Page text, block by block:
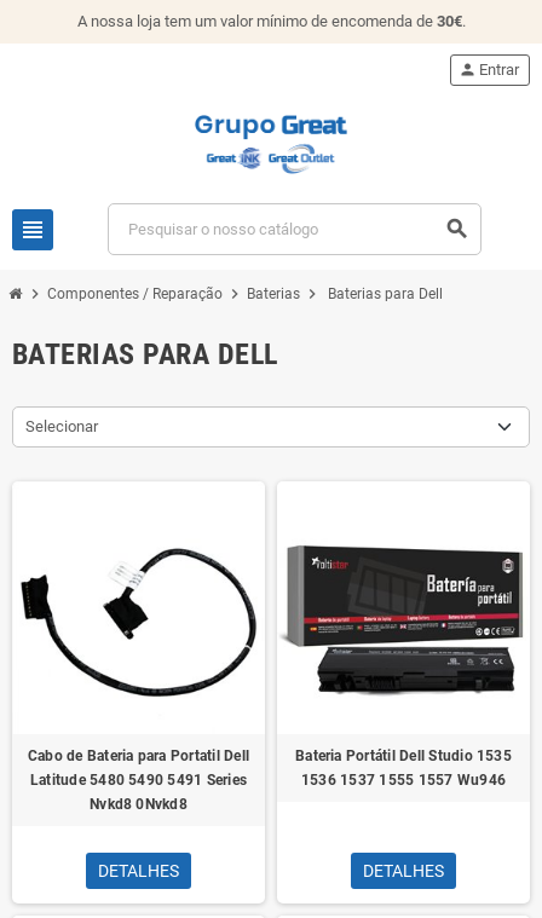
A nossa loja tem um valor mínimo de encomenda de 30€.
view_headline search
person Entrar
chevron_right Componentes / Reparação chevron_right Baterias chevron_right Baterias para Dell
BATERIAS PARA DELL
Selecionar
Cabo de Bateria para Portatil Dell
Latitude 5480 5490 5491 Series
Nvkd8 0Nvkd8
DETALHES
Bateria Portátil Dell Studio 1535
1536 1537 1555 1557 Wu946
DETALHES